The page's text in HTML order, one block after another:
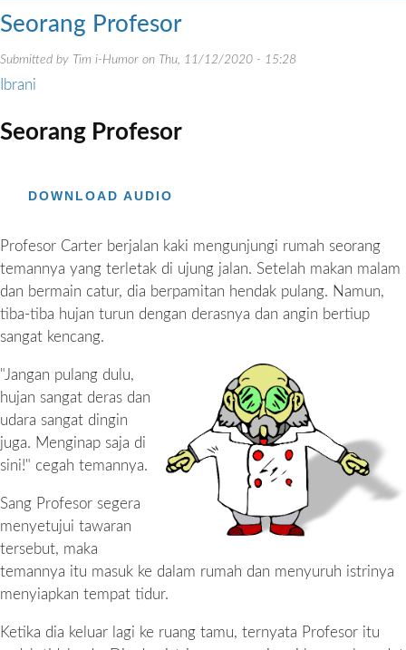
Seorang Profesor
Submitted by Tim i-Humor on Thu, 11/12/2020 - 15:28
Ibrani
Seorang Profesor
DOWNLOAD AUDIO
Profesor Carter berjalan kaki mengunjungi rumah seorang
temannya yang terletak di ujung jalan. Setelah makan malam
dan bermain catur, dia berpamitan hendak pulang. Namun,
tiba-tiba hujan turun dengan derasnya dan angin bertiup
sangat kencang.
"Jangan pulang dulu,
hujan sangat deras dan
udara sangat dingin
juga. Menginap saja di
sini!" cegah temannya.
Sang Profesor segera
menyetujui tawaran
tersebut, maka
temannya itu masuk ke dalam rumah dan menyuruh istrinya
menyiapkan tempat tidur.
Ketika dia keluar lagi ke ruang tamu, ternyata Profesor itu